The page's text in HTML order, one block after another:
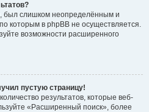
был слишком неопределённым и
которым в phpBB не осуществляется.
возможности расширенного
пустую страницу!
результатов, которые веб-
«Расширенный поиск», более